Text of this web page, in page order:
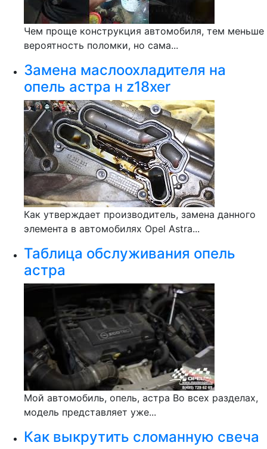
Чем проще конструкция автомобиля, тем меньше
вероятность поломки, но сама...
Замена маслоохладителя на
опель астра н z18xer
Как утверждает производитель, замена данного
элемента в автомобилях Opel Astra...
Таблица обслуживания опель
астра
Мой автомобиль, опель, астра Во всех разделах,
модель представляет уже...
Как выкрутить сломанную свеча